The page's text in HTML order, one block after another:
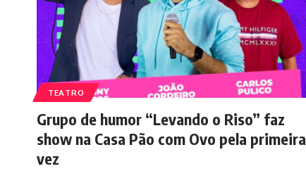
TEATRO
Grupo de humor “Levando o Riso” faz
show na Casa Pão com Ovo pela primeira
vez